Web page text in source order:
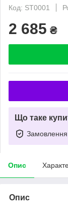
Код: ST0001
2 685 ₴
Що таке
Замовлення
Опис
Опис